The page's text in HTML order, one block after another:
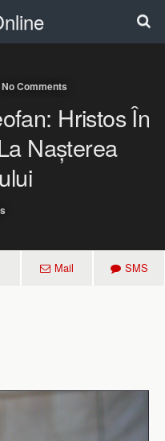
Comments
Hristos În
Nașterea
Mail SMS